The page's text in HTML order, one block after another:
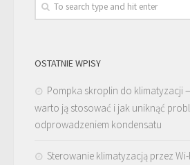
OSTATNIE WPISY
Pompka skroplin do klimatyzacji
warto ją stosować i jak uniknąć
odprowadzeniem kondensatu
Sterowanie klimatyzacją przez Wi-